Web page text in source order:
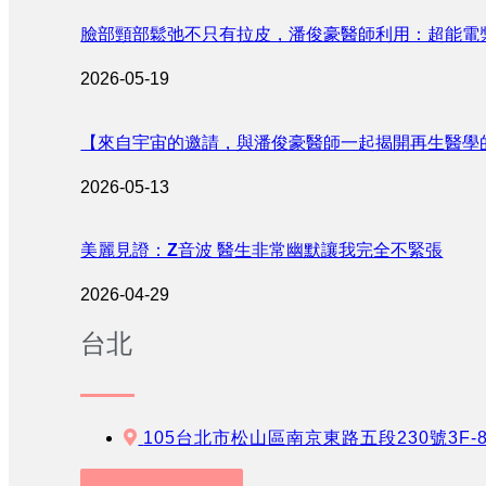
臉部頸部鬆弛不只有拉皮，潘俊豪醫師利用：超能
2026-05-19
【來自宇宙的邀請，與潘俊豪醫師一起揭開再生醫學
2026-05-13
美麗見證：Z音波 醫生非常幽默讓我完全不緊張
2026-04-29
台北
105台北市松山區南京東路五段230號